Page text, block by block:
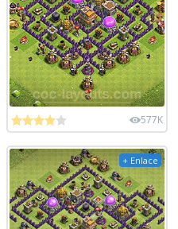
577K
+ Enlace